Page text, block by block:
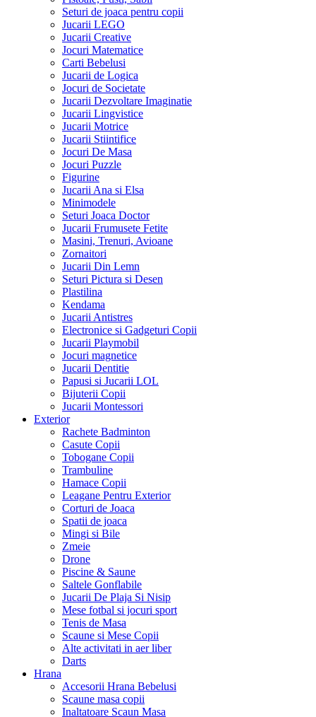
Seturi de joaca pentru copii
Jucarii LEGO
Jucarii Creative
Jocuri Matematice
Carti Bebelusi
Jucarii de Logica
Jocuri de Societate
Jucarii Dezvoltare Imaginatie
Jucarii Lingvistice
Jucarii Motrice
Jucarii Stiintifice
Jocuri De Masa
Jocuri Puzzle
Figurine
Jucarii Ana si Elsa
Minimodele
Seturi Joaca Doctor
Jucarii Frumusete Fetite
Masini, Trenuri, Avioane
Zornaitori
Jucarii Din Lemn
Seturi Pictura si Desen
Plastilina
Kendama
Jucarii Antistres
Electronice si Gadgeturi Copii
Jucarii Playmobil
Jocuri magnetice
Jucarii Dentitie
Papusi si Jucarii LOL
Bijuterii Copii
Jucarii Montessori
Exterior
Rachete Badminton
Casute Copii
Tobogane Copii
Trambuline
Hamace Copii
Leagane Pentru Exterior
Corturi de Joaca
Spatii de joaca
Mingi si Bile
Zmeie
Drone
Piscine & Saune
Saltele Gonflabile
Jucarii De Plaja Si Nisip
Mese fotbal si jocuri sport
Tenis de Masa
Scaune si Mese Copii
Alte activitati in aer liber
Darts
Hrana
Accesorii Hrana Bebelusi
Scaune masa copii
Inaltatoare Scaun Masa